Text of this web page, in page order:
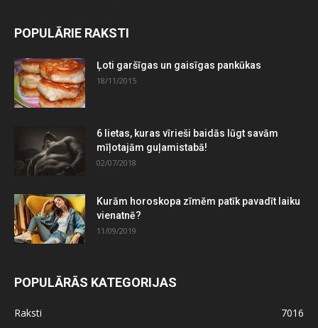
POPULĀRIE RAKSTI
Ļoti garšīgas un gaisīgas pankūkas
18/11/2015
6 lietas, kuras vīrieši baidās lūgt savām
mīļotajām guļamistabā!
02/07/2018
Kurām horoskopa zīmēm patīk pavadīt laiku
vienatnē?
11/09/2019
POPULĀRĀS KATEGORIJAS
Raksti
7016